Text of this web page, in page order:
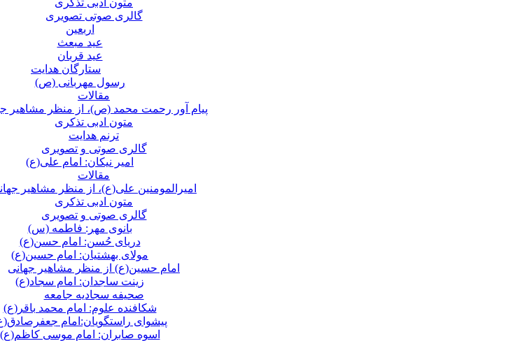
متون ادبی تذکری
گالری صوتی تصویری
اربعین
عید مبعث
عید قربان
ستارگان هدایت
رسول مهربانی (ص)
مقالات
پیام آور رحمت محمد (ص)، از منظر مشاهیر
متون ادبی تذکری
ترنم هدایت
گالری صوتی و تصویری
امیر نیکان: امام علی(ع)
مقالات
امیرالمومنین علی(ع)، از منظر مشاهیر
متون ادبی تذکری
گالری صوتی و تصویری
بانوی مهر: فاطمه (س)
دریای حُسن: امام حسن(ع)
مولای بهشتیان: امام حسین(ع)
امام حسین(ع) از منظر مشاهیر جهانی
زینت ساجدان: امام سجاد(ع)
صحیفه سجادیه جامعه
شکافنده علوم: امام محمد باقر(ع)
پیشوای راستگویان:امام
اسوه صابران: امام موسی کاظم(ع)